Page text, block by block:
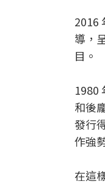
2016
導，
目。
1980
和後
發行
作強
在這